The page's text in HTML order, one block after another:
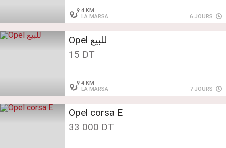
4 KM
LA MARSA
6 JOURS
Opel للبيع
15 DT
4 KM
LA MARSA
7 JOURS
Opel corsa E
33 000 DT